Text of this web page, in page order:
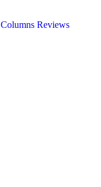
Columns Reviews